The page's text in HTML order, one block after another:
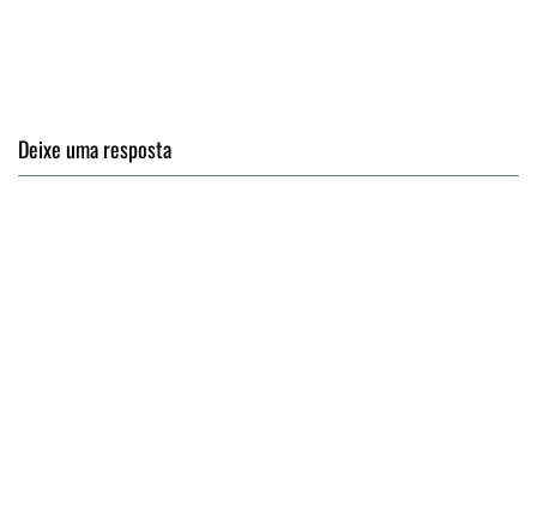
Deixe uma resposta